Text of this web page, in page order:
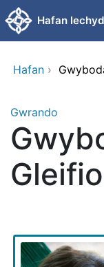
Neidio i'r prif gynnwy
Hafan Iechyd
Hafan ›
Gwrando